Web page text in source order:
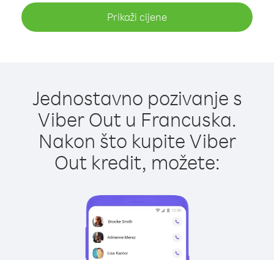
Prikaži cijene
Jednostavno pozivanje s
Viber Out u Francuska.
Nakon što kupite Viber
Out kredit, možete: